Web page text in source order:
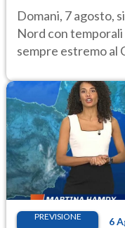
caldo estremo
Domani, 7 agosto,
Nord con
sempre estremo al
PREVISIONE 6